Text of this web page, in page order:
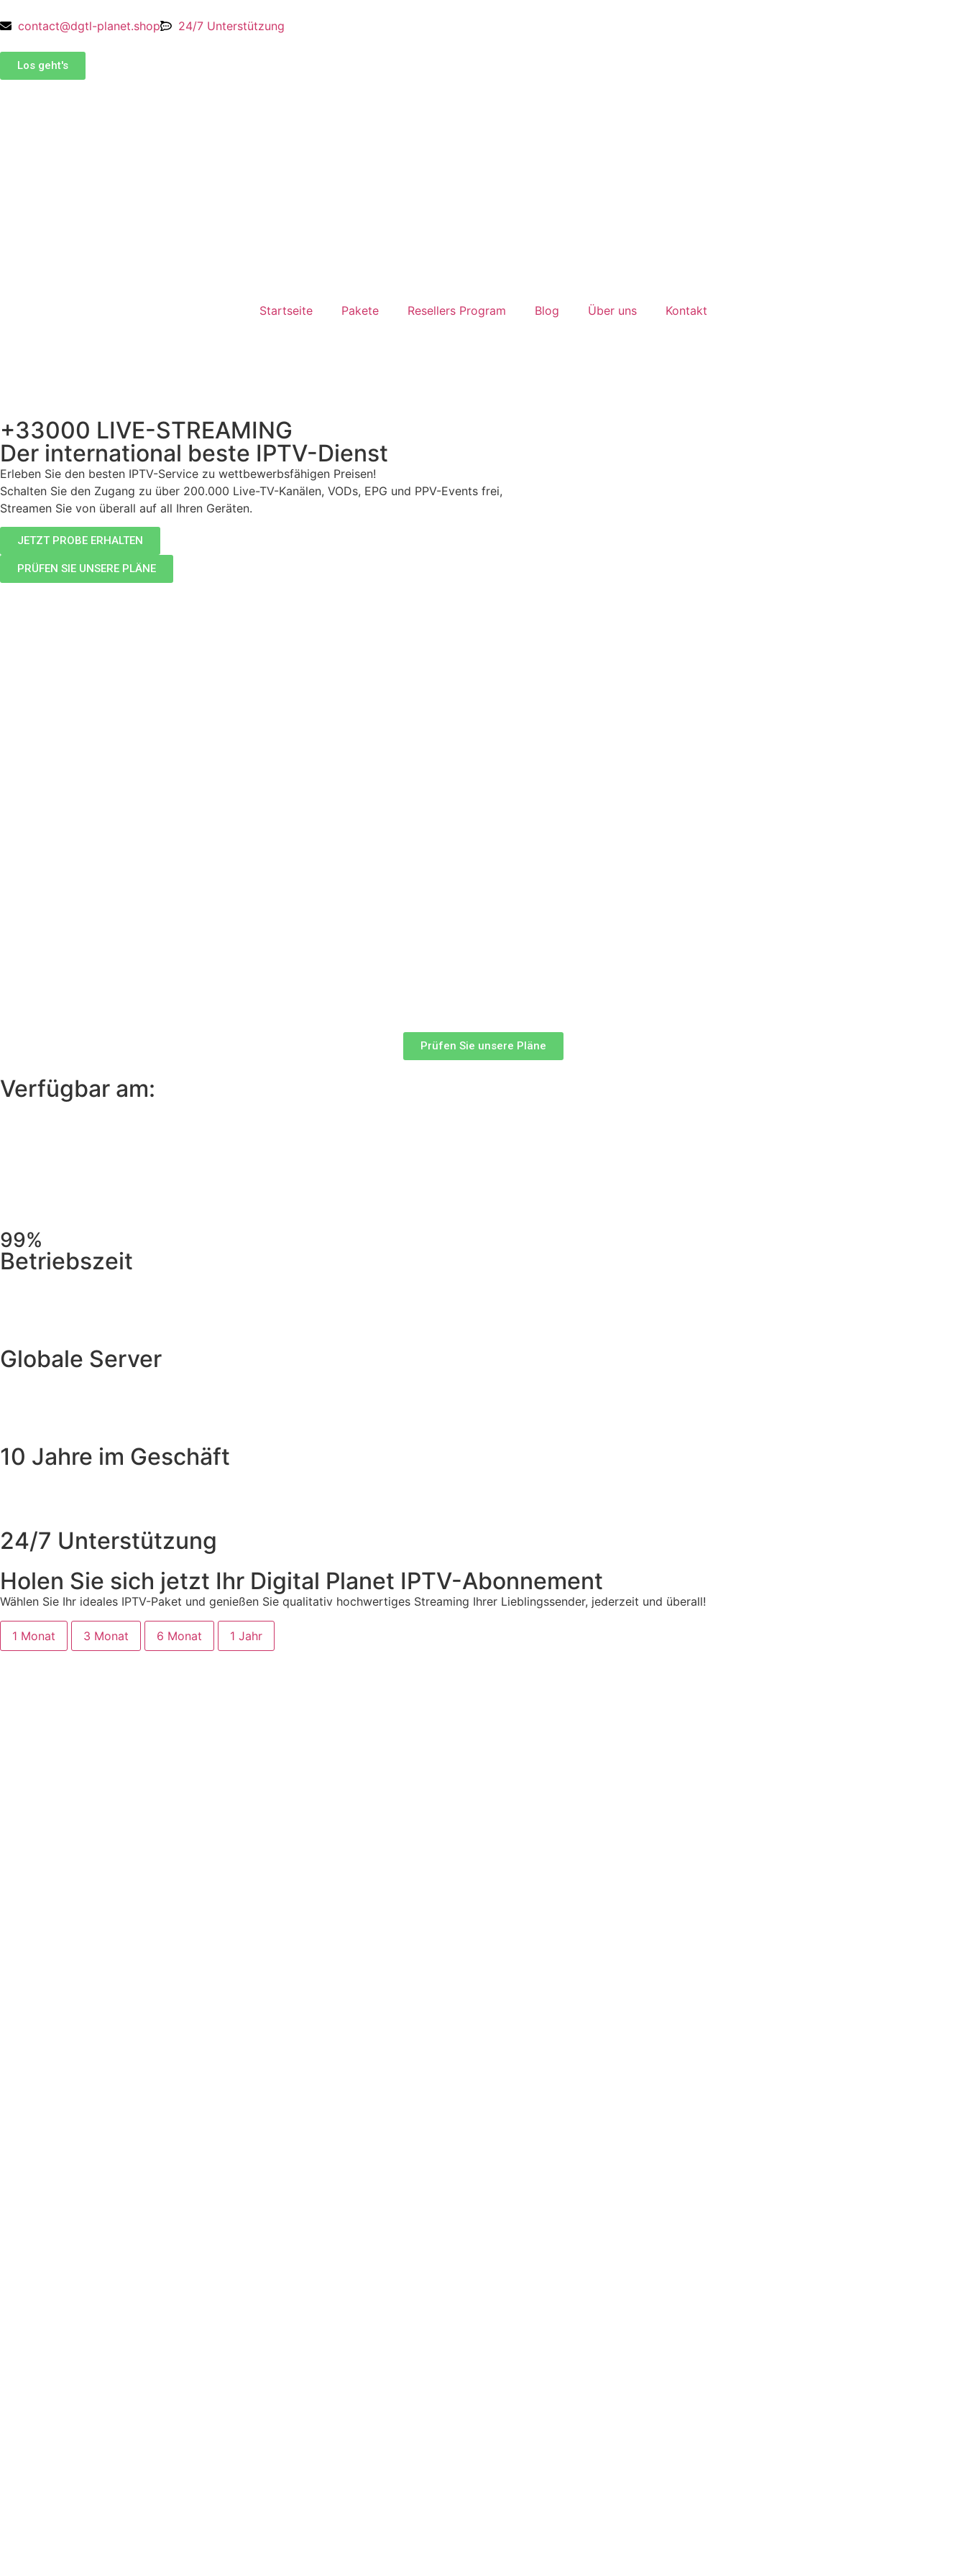
contact@dgtl-planet.shop 24/7 Unterstützung
Los geht's
Startseite Pakete Resellers Program Blog Über uns Kontakt
+33000 LIVE-STREAMING
Der international beste IPTV-Dienst
Erleben Sie den besten IPTV-Service zu wettbewerbsfähigen Preisen!
Schalten Sie den Zugang zu über 200.000 Live-TV-Kanälen, VODs, EPG und PPV-Events frei,
Streamen Sie von überall auf all Ihren Geräten.
JETZT PROBE ERHALTEN
PRÜFEN SIE UNSERE PLÄNE
Prüfen Sie unsere Pläne
Verfügbar am:
99%
Betriebszeit
Globale Server
10 Jahre im Geschäft
24/7 Unterstützung
Holen Sie sich jetzt Ihr Digital Planet IPTV-Abonnement
Wählen Sie Ihr ideales IPTV-Paket und genießen Sie qualitativ hochwertiges Streaming Ihrer Lieblingssender, jederzeit und überall!
1 Monat 3 Monat 6 Monat 1 Jahr